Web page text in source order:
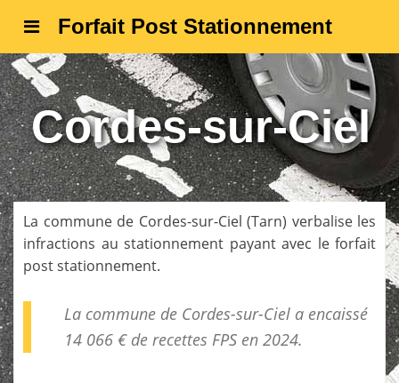
Forfait Post Stationnement
Cordes-sur-Ciel
La commune de Cordes-sur-Ciel (Tarn) verbalise les
infractions au stationnement payant avec le forfait
post stationnement.
La commune de Cordes-sur-Ciel a encaissé
14 066 € de recettes FPSen 2024.